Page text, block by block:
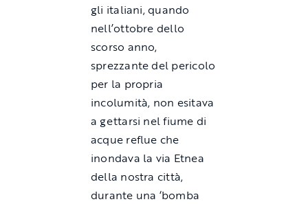
gli italiani, quando
nell’ottobre dello
scorso anno,
sprezzante del pericolo
per la propria
incolumità, non esitava
a gettarsi nel fiume di
acque reflue che
inondava la via Etnea
della nostra città,
durante una ‘bomba